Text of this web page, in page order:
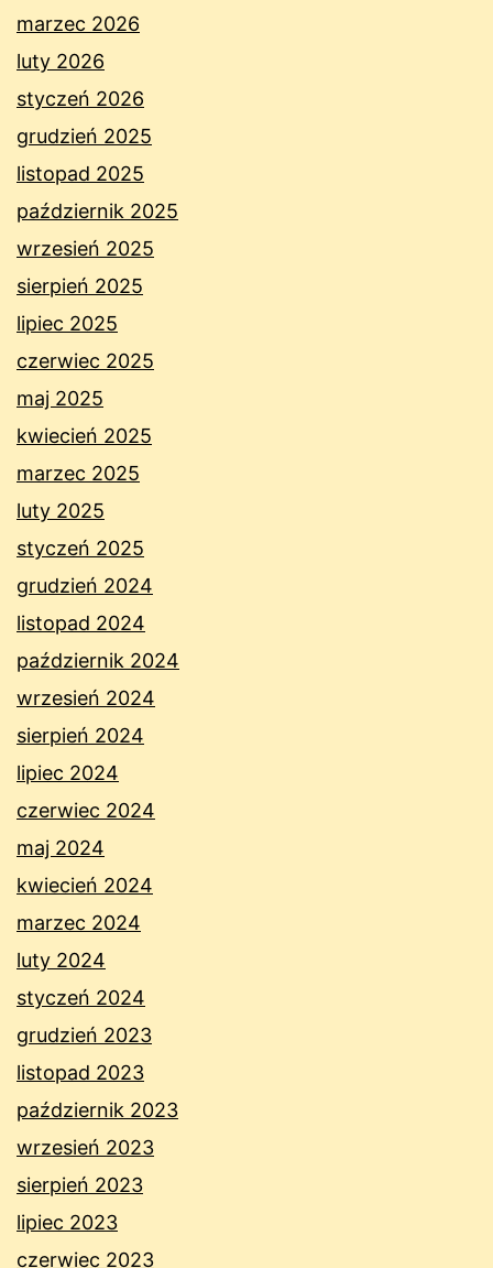
marzec 2026
luty 2026
styczeń 2026
grudzień 2025
listopad 2025
październik 2025
wrzesień 2025
sierpień 2025
lipiec 2025
czerwiec 2025
maj 2025
kwiecień 2025
marzec 2025
luty 2025
styczeń 2025
grudzień 2024
listopad 2024
październik 2024
wrzesień 2024
sierpień 2024
lipiec 2024
czerwiec 2024
maj 2024
kwiecień 2024
marzec 2024
luty 2024
styczeń 2024
grudzień 2023
listopad 2023
październik 2023
wrzesień 2023
sierpień 2023
lipiec 2023
czerwiec 2023